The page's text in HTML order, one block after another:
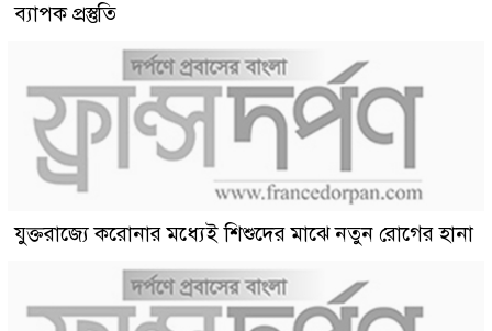
ব্যাপক প্রস্তুতি
যুক্তরাজ্যে করোনার মধ্যেই শিশুদের মাঝে নতুন রোগের হানা